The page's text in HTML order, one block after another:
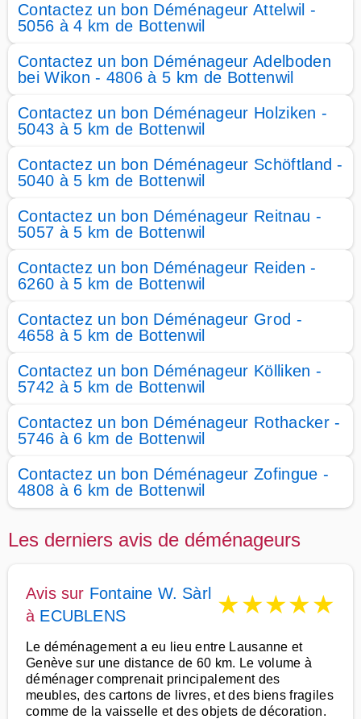
Contactez un bon Déménageur Attelwil -
5056 à 4 km de Bottenwil
Contactez un bon Déménageur Adelboden
bei Wikon - 4806 à 5 km de Bottenwil
Contactez un bon Déménageur Holziken -
5043 à 5 km de Bottenwil
Contactez un bon Déménageur Schöftland -
5040 à 5 km de Bottenwil
Contactez un bon Déménageur Reitnau -
5057 à 5 km de Bottenwil
Contactez un bon Déménageur Reiden -
6260 à 5 km de Bottenwil
Contactez un bon Déménageur Grod -
4658 à 5 km de Bottenwil
Contactez un bon Déménageur Kölliken -
5742 à 5 km de Bottenwil
Contactez un bon Déménageur Rothacker -
5746 à 6 km de Bottenwil
Contactez un bon Déménageur Zofingue -
4808 à 6 km de Bottenwil
Les derniers avis de déménageurs
Avis sur Fontaine W. Sàrl
à ECUBLENS ★★★★★
Le déménagement a eu lieu entre Lausanne et
Genève sur une distance de 60 km. Le volume à
déménager comprenait principalement des
meubles, des cartons de livres, et des biens fragiles
comme de la vaisselle et des objets de décoration.